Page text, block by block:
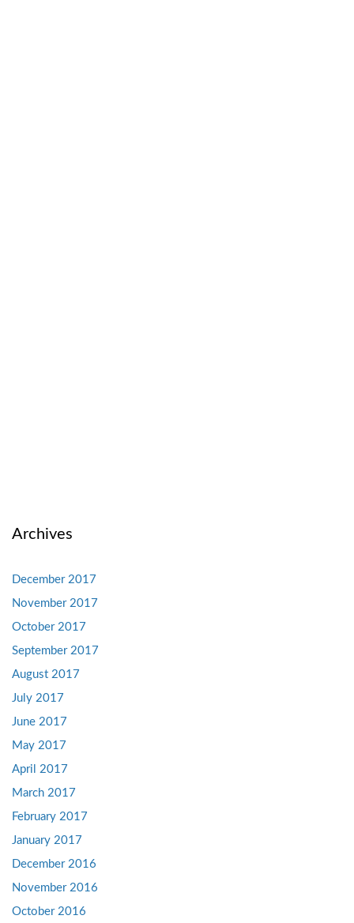
Archives
December 2017
November 2017
October 2017
September 2017
August 2017
July 2017
June 2017
May 2017
April 2017
March 2017
February 2017
January 2017
December 2016
November 2016
October 2016